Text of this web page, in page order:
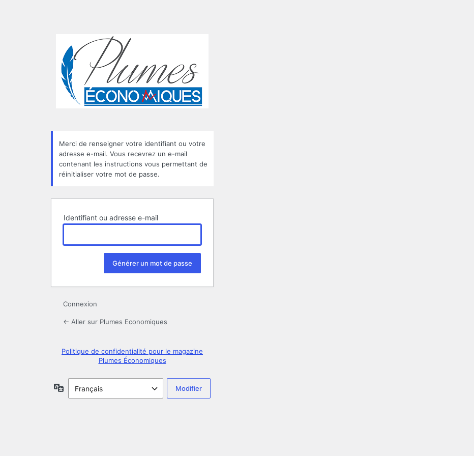
Merci de renseigner votre identifiant ou votre
adresse e-mail. Vous recevrez un e-mail
contenant les instructions vous permettant de
réinitialiser votre mot de passe.
Identifiant ou adresse e-mail
Connexion
← Aller sur Plumes Economiques
Politique de confidentialité pour le magazine
Plumes Économiques
Langue